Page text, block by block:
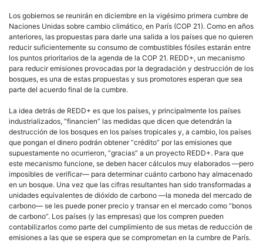
el
Los gobiernos se reunirán en diciembre en la vigésimo primera cumbre de
Naciones Unidas sobre cambio climático, en París (COP 21). Como en años
anteriores, las propuestas para darle una salida a los países que no quieren
reducir suficientemente su consumo de combustibles fósiles estarán entre
los puntos prioritarios de la agenda de la COP 21. REDD+, un mecanismo
para reducir emisiones provocadas por la degradación y destrucción de los
bosques, es una de estas propuestas y sus promotores esperan que sea
parte del acuerdo final de la cumbre.
La idea detrás de REDD+ es que los países, y principalmente los países
industrializados, “financien” las medidas que dicen que detendrán la
destrucción de los bosques en los países tropicales y, a cambio, los países
que pongan el dinero podrán obtener “crédito” por las emisiones que
supuestamente no ocurrieron, “gracias” a un proyecto REDD+. Para que
este mecanismo funcione, se deben hacer cálculos muy elaborados —pero
imposibles de verificar— para determinar cuánto carbono hay almacenado
en un bosque. Una vez que las cifras resultantes han sido transformadas a
unidades equivalentes de dióxido de carbono —la moneda del mercado de
carbono— se les puede poner precio y transar en el mercado como “bonos
de carbono”. Los países (y las empresas) que los compren pueden
contabilizarlos como parte del cumplimiento de sus metas de reducción de
emisiones a las que se espera que se comprometan en la cumbre de París.